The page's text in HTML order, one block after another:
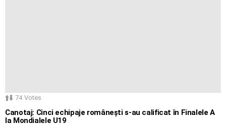
74 Votes
Canotaj: Cinci echipaje românești s-au calificat în Finalele A
la Mondialele U19